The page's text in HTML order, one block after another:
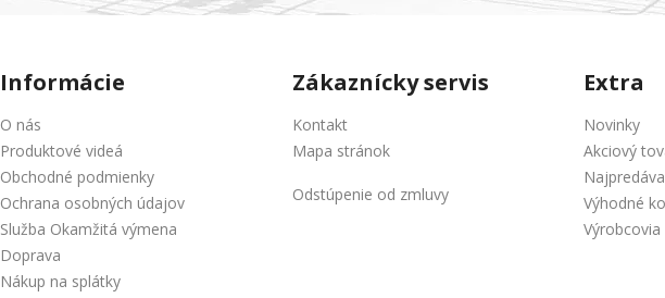
Informácie
O nás
Produktové videá
Obchodné podmienky
Ochrana osobných údajov
Služba Okamžitá výmena
Doprava
Nákup na splátky
Zákaznícky servis
Kontakt
Mapa stránok
Odstúpenie od zmluvy
Extra
Novinky
Akciový
Výhodné
Výrobcovia